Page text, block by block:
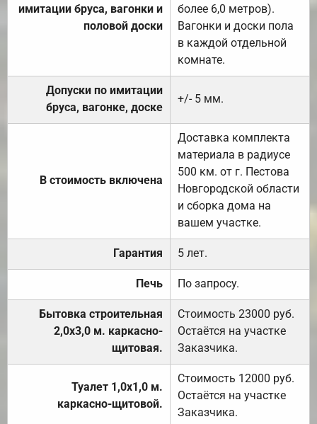
имитации бруса, вагонки и
половой доски
более 6,0 метров).
Вагонки и доски пола
в каждой отдельной
комнате.
Допуски по имитации
бруса, вагонке, доске
+/- 5 мм.
В стоимость включена
Доставка комплекта
материала в радиусе
500 км. от г. Пестова
Новгородской области
и сборка дома на
вашем участке.
Гарантия 5 лет.
Печь По запросу.
Бытовка строительная
2,0х3,0 м. каркасно-
щитовая.
Стоимость 23000 руб.
Остаётся на участке
Заказчика.
Туалет 1,0х1,0 м.
каркасно-щитовой.
Стоимость 12000 руб.
Остаётся на участке
Заказчика.